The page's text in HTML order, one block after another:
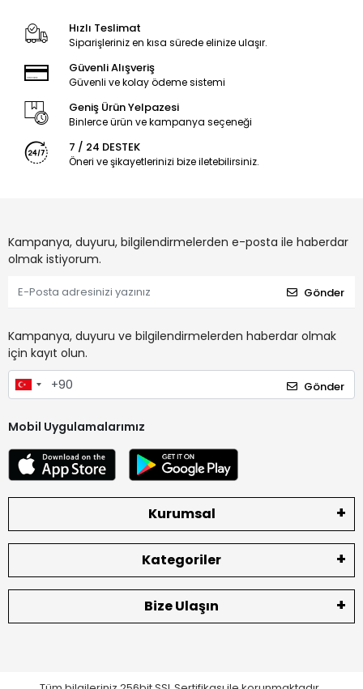
Hızlı Teslimat
Siparişleriniz en kısa sürede elinize ulaşır.
Güvenli Alışveriş
Güvenli ve kolay ödeme sistemi
Geniş Ürün Yelpazesi
Binlerce ürün ve kampanya seçeneği
7 / 24 DESTEK
Öneri ve şikayetlerinizi bize iletebilirsiniz.
Kampanya, duyuru, bilgilendirmelerden e-posta ile haberdar
olmak istiyorum.
Gönder
Kampanya, duyuru ve bilgilendirmelerden haberdar olmak
için kayıt olun.
Gönder
Mobil Uygulamalarımız
Kurumsal
Kategoriler
Bize Ulaşın